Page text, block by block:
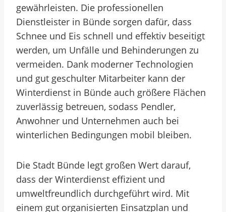
gewährleisten. Die professionellen
Dienstleister in Bünde sorgen dafür, dass
Schnee und Eis schnell und effektiv beseitigt
werden, um Unfälle und Behinderungen zu
vermeiden. Dank moderner Technologien
und gut geschulter Mitarbeiter kann der
Winterdienst in Bünde auch größere Flächen
zuverlässig betreuen, sodass Pendler,
Anwohner und Unternehmen auch bei
winterlichen Bedingungen mobil bleiben.
Die Stadt Bünde legt großen Wert darauf,
dass der Winterdienst effizient und
umweltfreundlich durchgeführt wird. Mit
einem gut organisierten Einsatzplan und